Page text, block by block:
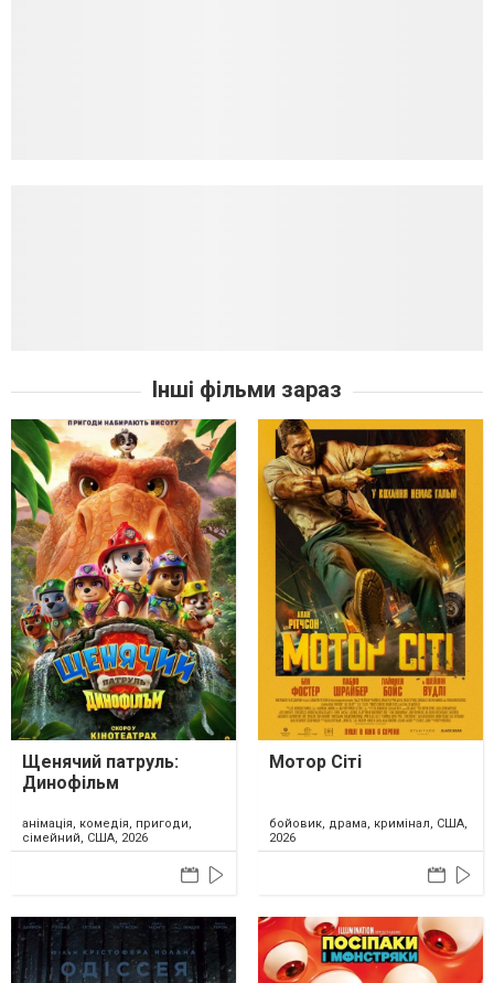
Інші фільми зараз
Щенячий патруль:
Динофільм
анімація, комедія, пригоди,
сімейний, США, 2026
Мотор Сіті
бойовик, драма, кримінал, США,
2026